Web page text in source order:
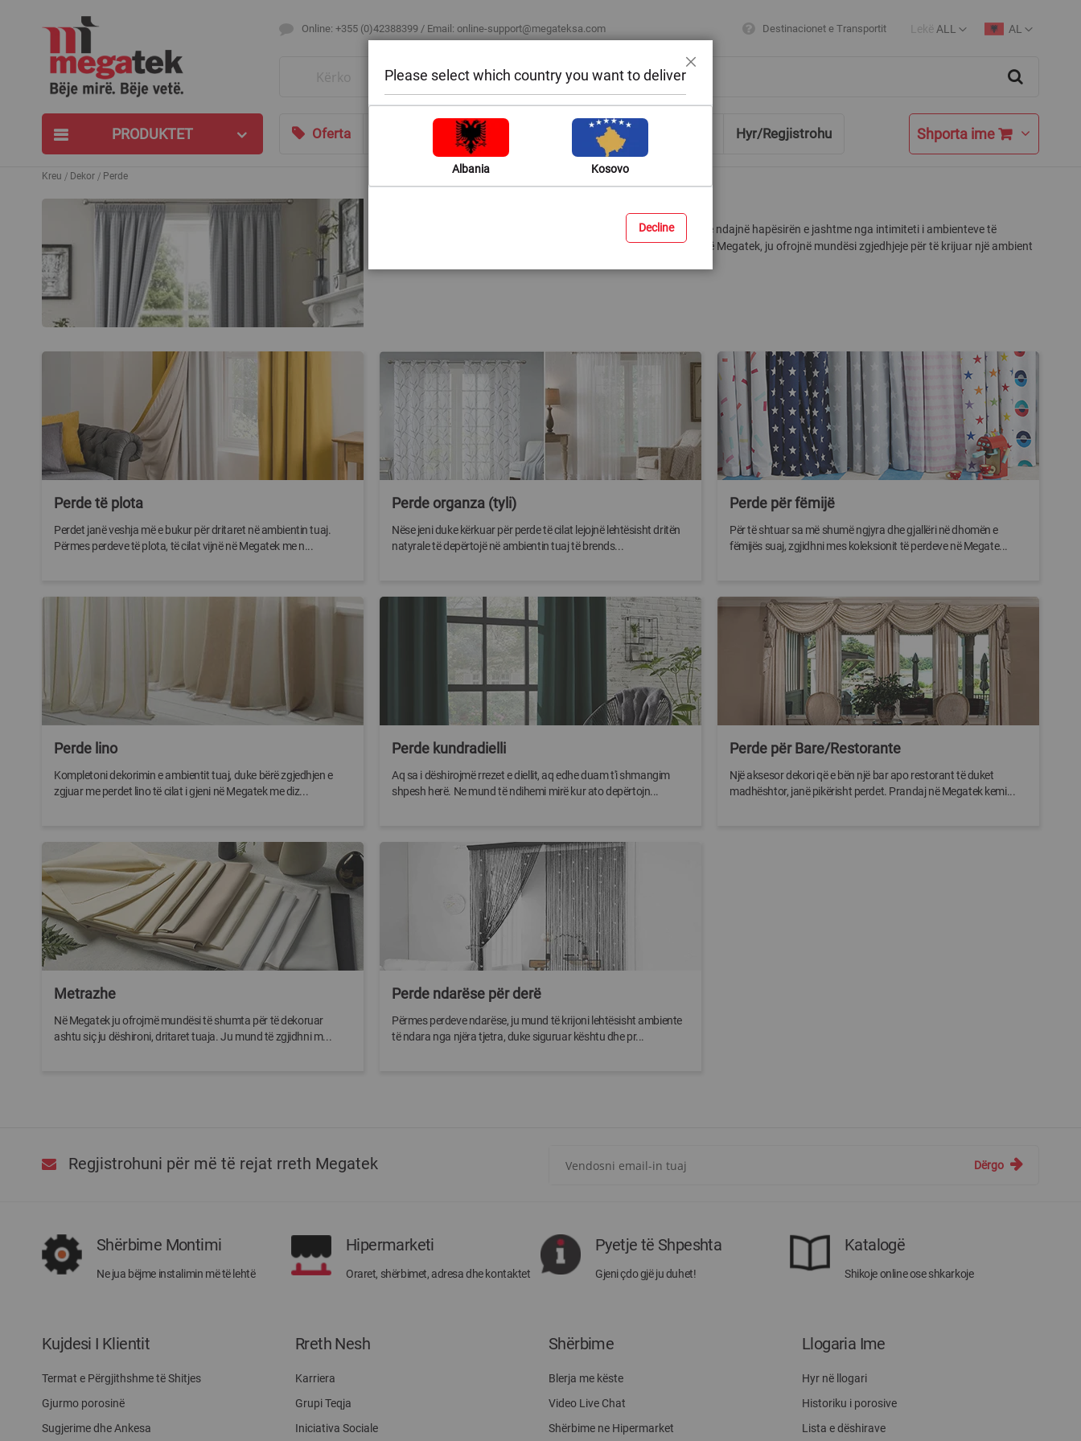
Online: +355 (0)42388399 / Email: online-support@megateksa.com Destinacionet e Transportit
Currency
Lekë ALL
Language
AL
PRODUKTET Oferta Bli sipas ambientit Ndihmë & Këshilla Hyr/Regjistrohu Shporta ime
Kreu Dekor Perde
Perdet janë një element dekorues dhe mbrojtës që integrojnë ose ndajnë hapësirën e jashtme nga intimiteti i ambienteve të
brendshme. Modelet dhe materialet e ndryshme që do të gjeni në Megatek, ju ofrojnë mundësi zgjedhjeje për të krijuar një ambient
Perde të plota
Perdet janë veshja më e bukur për dritaret në ambientin tuaj.
Përmes perdeve të plota, të cilat vijnë në Megatek me n...
Perde organza (tyli)
Nëse jeni duke kërkuar për perde të cilat lejojnë lehtësisht dritën
natyrale të depërtojë në ambientin tuaj të brends...
Perde për fëmijë
Për të shtuar sa më shumë ngjyra dhe gjallëri në dhomën e
fëmijës suaj, zgjidhni mes koleksionit të perdeve në Megate...
Perde lino
Kompletoni dekorimin e ambientit tuaj, duke bërë zgjedhjen e
zgjuar me perdet lino të cilat i gjeni në Megatek me diz...
Perde kundradielli
Aq sa i dëshirojmë rrezet e diellit, aq edhe duam t'i shmangim
shpesh herë. Ne mund të ndihemi mirë kur ato depërtojn...
Perde për Bare/Restorante
Një aksesor dekori që e bën një bar apo restorant të duket
madhështor, janë pikërisht perdet. Prandaj në Megatek kemi...
Metrazhe
Në Megatek ju ofrojmë mundësi të shumta për të dekoruar
ashtu siç ju dëshironi, dritaret tuaja. Ju mund të zgjidhni m...
Perde ndarëse për derë
Përmes perdeve ndarëse, ju mund të krijoni lehtësisht ambiente
të ndara nga njëra tjetra, duke siguruar kështu dhe pr...
Regjistrohuni për më të rejat rreth Megatek
rreth
Megatek:
Dërgo
Shërbime Montimi
Ne jua bëjme instalimin më të lehtë
Hipermarketi
Oraret, shërbimet, adresa dhe kontaktet
Pyetje të Shpeshta
Gjeni çdo gjë ju duhet!
Katalogë
Shikoje online ose shkarkoje
Kujdesi I Klientit
Termat e Përgjithshme të Shitjes
Gjurmo porosinë
Sugjerime dhe Ankesa
Rreth Nesh
Karriera
Grupi Teqja
Iniciativa Sociale
Shërbime
Blerja me këste
Video Live Chat
Shërbime ne Hipermarket
Llogaria Ime
Hyr në llogari
Historiku i porosive
Lista e dëshirave
Please select which country you want to deliver
Albania Kosovo
Decline